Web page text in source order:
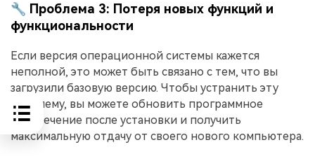
🔧 Проблема 3: Потеря новых функций и
функциональности
Если версия операционной системы кажется
неполной, это может быть связано с тем, что вы
загрузили базовую версию. Чтобы устранить эту
проблему, вы можете обновить программное
обеспечение после установки и получить
максимальную отдачу от своего нового компьютера.